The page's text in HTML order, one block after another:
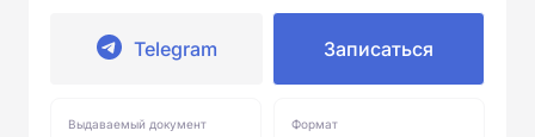
Telegram Записаться
Выдаваемый документ Формат